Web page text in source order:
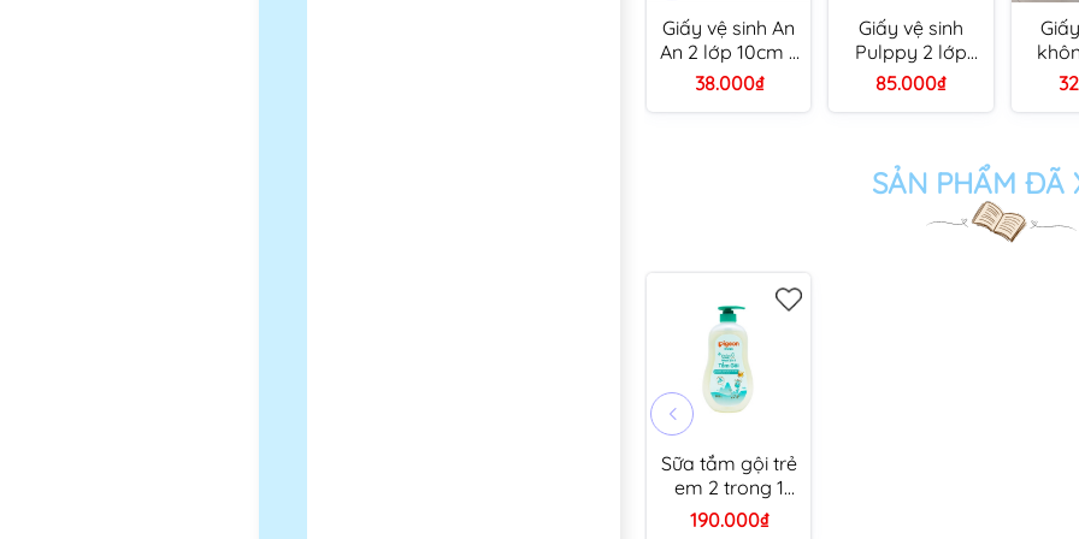
Giấy vệ sinh An
An 2 lớp 10cm x
12cm (lốc 10
38.000₫
Giấy vệ sinh
Pulppy 2 lớp
10cm x 10cm (8)
85.000₫
Gòn
SẢN PHẨM ĐÃ
Sữa tắm gội trẻ
em 2 trong 1
Pigeon Jojoba
190.000₫